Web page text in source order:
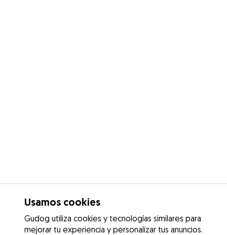
Usamos cookies
Gudog utiliza cookies y tecnologías similares para
mejorar tu experiencia y personalizar tus anuncios.